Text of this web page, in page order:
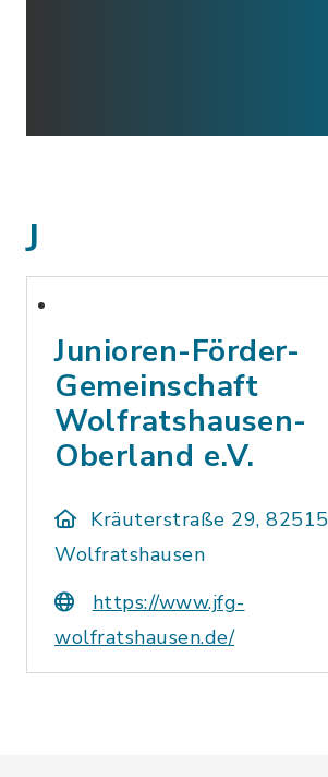
J
Junioren-Förder-
Gemeinschaft
Wolfratshausen-
Oberland e.V.
Kräuterstraße 29, 82515
Wolfratshausen
https://www.jfg-
wolfratshausen.de/